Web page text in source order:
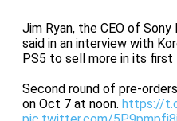
Jim Ryan, the CEO of
said in an interview with
PS5 to sell more in its first
Second round of pre-
on Oct 7 at noon. https://